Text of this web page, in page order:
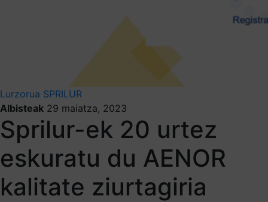
Lurzorua SPRILUR
Albisteak 29 maiatza, 2023
Sprilur-ek 20 urtez
eskuratu du AENOR
kalitate ziurtagiria